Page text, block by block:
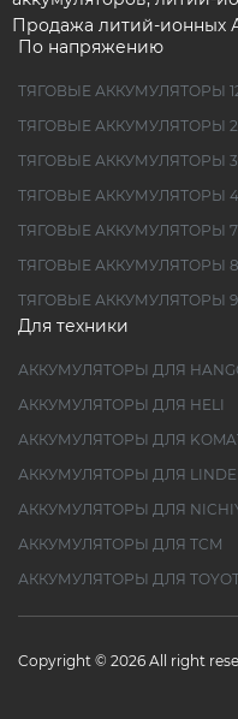
Продажа литий-ионных
По напряжению
ТЯГОВЫЕ АККУМУЛЯТОРЫ
ТЯГОВЫЕ АККУМУЛЯТОРЫ
ТЯГОВЫЕ АККУМУЛЯТОРЫ
ТЯГОВЫЕ АККУМУЛЯТОРЫ
ТЯГОВЫЕ АККУМУЛЯТОРЫ
ТЯГОВЫЕ АККУМУЛЯТОРЫ
ТЯГОВЫЕ АККУМУЛЯТОРЫ
Для техники
АККУМУЛЯТОРЫ ДЛЯ
АККУМУЛЯТОРЫ ДЛЯ HELI
АККУМУЛЯТОРЫ ДЛЯ
АККУМУЛЯТОРЫ ДЛЯ LINDE
АККУМУЛЯТОРЫ ДЛЯ
АККУМУЛЯТОРЫ ДЛЯ TCM
АККУМУЛЯТОРЫ ДЛЯ
Copyright © 2026 All right